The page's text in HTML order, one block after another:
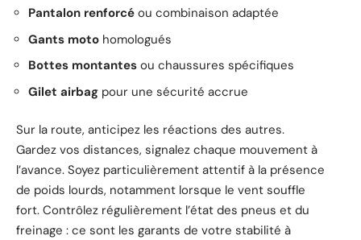
Pantalon renforcé ou combinaison adaptée
Gants moto homologués
Bottes montantes ou chaussures spécifiques
Gilet airbag pour une sécurité accrue
Sur la route, anticipez les réactions des autres.
Gardez vos distances, signalez chaque mouvement à
l’avance. Soyez particulièrement attentif à la présence
de poids lourds, notamment lorsque le vent souffle
fort. Contrôlez régulièrement l’état des pneus et du
freinage : ce sont les garants de votre stabilité à